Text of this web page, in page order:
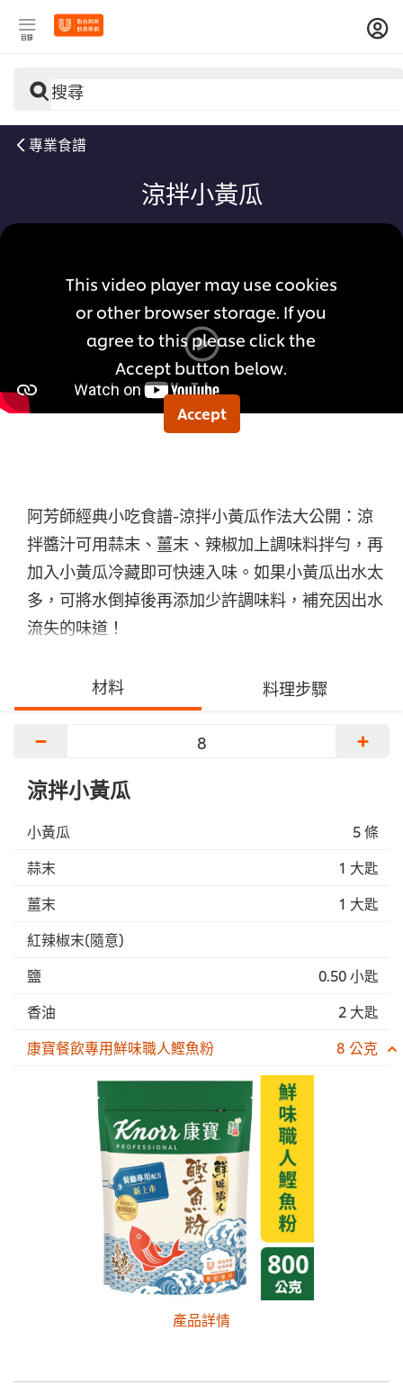
目錄
搜尋
專業食譜
涼拌小黃瓜
This video player may use cookies
or other browser storage. If you
agree to this please click the
Accept button below.
Accept
阿芳師經典小吃食譜-涼拌小黃瓜作法大公開：涼
拌醬汁可用蒜末、薑末、辣椒加上調味料拌勻，再
加入小黃瓜冷藏即可快速入味。如果小黃瓜出水太
多，可將水倒掉後再添加少許調味料，補充因出水
流失的味道！
材料 料理步驟
− +
涼拌小黃瓜
小黃瓜
5 條
蒜末
1 大匙
薑末
1 大匙
紅辣椒末(隨意)
鹽
0.50 小匙
香油
2 大匙
康寶餐飲專用鮮味職人鰹魚粉
8 公克
產品詳情